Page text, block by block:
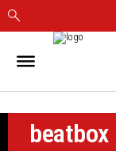
IN
CAGLIARI
SASSARI
beatbox